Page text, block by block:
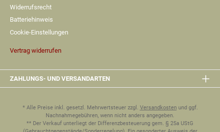
Widerrufsrecht
Batteriehinweis
Cookie-Einstellungen
Vertrag widerrufen
ZAHLUNGS- UND VERSANDARTEN
* Alle Preise inkl. gesetzl. Mehrwertsteuer zzgl. Versandkostenund ggf.
Nachnahmegebühren, wenn nicht anders angegeben.
** Der Verkauf unterliegt der Differenzbesteuerung gem. § 25a UStG